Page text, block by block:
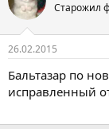
Старожил
26.02.2015
Бальтазар по
исправленный